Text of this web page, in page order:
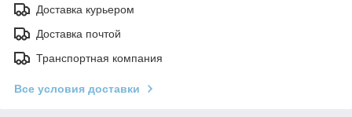
Доставка курьером
Доставка почтой
Транспортная компания
Все условия доставки